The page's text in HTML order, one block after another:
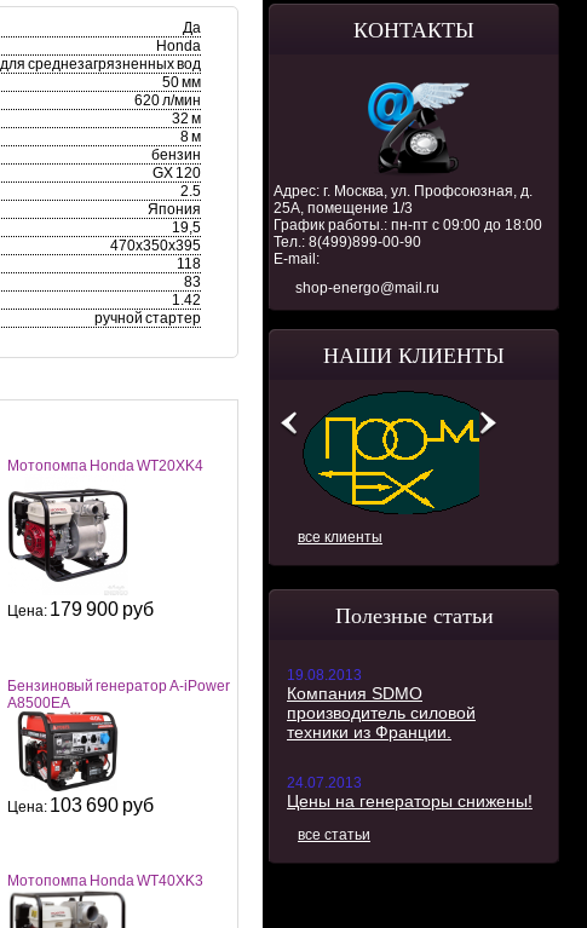
КОНТАКТЫ
Адрес: г. Москва, ул. Профсоюзная, д.
25А, помещение 1/3
График работы.: пн-пт с 09:00 до 18:00
Тел.: 8(499)899-00-90
E-mail:
shop-energo@mail.ru
НАШИ КЛИЕНТЫ
все клиенты
Полезные статьи
19.08.2013
Компания SDMO
производитель силовой
техники из Франции.
24.07.2013
Цены на генераторы снижены!
все статьи
Да
Honda
для среднезагрязненных вод
50 мм
620 л/мин
32 м
8 м
бензин
GX 120
2.5
Япония
19,5
470х350х395
118
83
1.42
ручной стартер
Мотопомпа Honda WT20XK4
Цена: 179 900 руб
Бензиновый генератор A-iPower
A8500EA
Цена: 103 690 руб
Мотопомпа Honda WT40XK3